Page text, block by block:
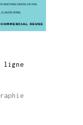
ligne